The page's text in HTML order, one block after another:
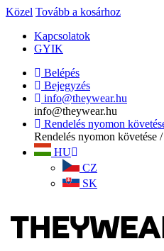
Közel Tovább a kosárhoz
Kapcsolatok
GYIK
Belépés
Bejegyzés
info@theywear.hu
info@theywear.hu
Rendelés nyomon
Rendelés nyomon követése
HU
CZ
SK